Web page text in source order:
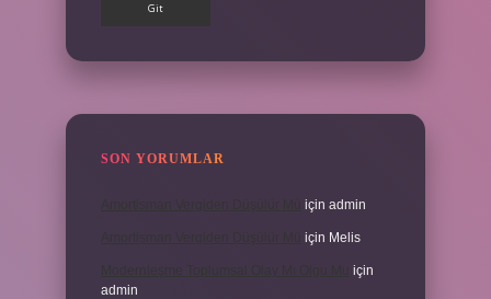
SON YORUMLAR
için admin
için Melis
için
admin